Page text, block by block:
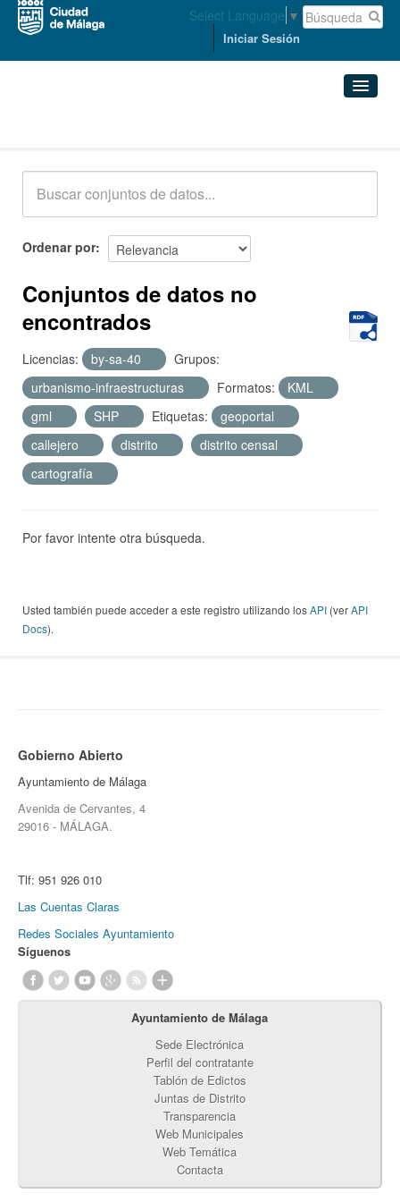
Select Language ▼
Iniciar Sesión
Acerca de
Ordenar por
Conjuntos de datos no
encontrados
Licencias: by-sa-40
Grupos:
urbanismo-infraestructuras
Formatos:
KML
gml
SHP Etiquetas:
geoportal
callejero
distrito
distrito censal
cartografía
Por favor intente otra búsqueda.
Usted también puede acceder a este registro utilizando losAPI (verAPI
Docs).
Gobierno Abierto
Ayuntamiento de Málaga
Avenida de Cervantes, 4
29016 - MÁLAGA.
Tlf: 951 926 010
Las Cuentas Claras
Redes Sociales Ayuntamiento
Síguenos
Ayuntamiento de Málaga
Sede Electrónica
Perfil del contratante
Tablón de Edictos
Juntas de Distrito
Transparencia
Web Municipales
Web Temática
Contacta